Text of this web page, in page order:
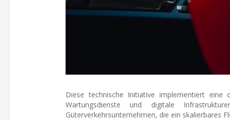
Diese technische Initiative implementiert eine
Wartungsdienste und digitale
Güterverkehrsunternehmen, die ein skalierbares